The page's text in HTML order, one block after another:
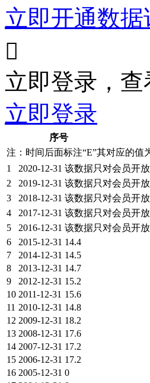
立即开通数据

立即登录，
立即登录
序号
注：时间后面标注“E”其对应的值
1
2020-12-31 该数据只对会员开
2
2019-12-31 该数据只对会员开
3
2018-12-31 该数据只对会员开
4
2017-12-31 该数据只对会员开
5
2016-12-31 该数据只对会员开
6
2015-12-31 14.4
7
2014-12-31 14.5
8
2013-12-31 14.7
9
2012-12-31 15.2
10 2011-12-31 15.6
11 2010-12-31 14.8
12 2009-12-31 18.2
13 2008-12-31 17.6
14 2007-12-31 17.2
15 2006-12-31 17.2
16 2005-12-31 0